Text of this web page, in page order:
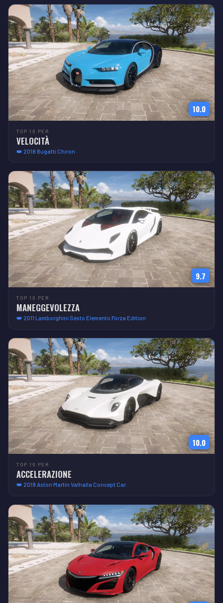
10.0
TOP 10 PER
VELOCITÀ
👑 2018 Bugatti Chiron
9.7
TOP 10 PER
MANEGGEVOLEZZA
👑 2011 Lamborghini Sesto Elemento Forza Edition
10.0
TOP 10 PER
ACCELERAZIONE
👑 2019 Aston Martin Valhalla Concept Car